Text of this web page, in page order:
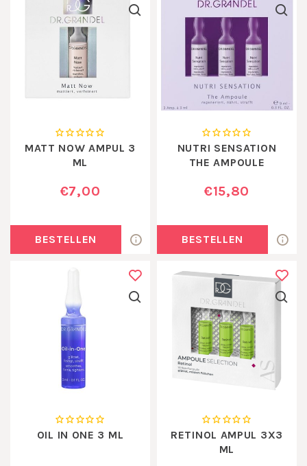
MATT NOW AMPUL 3
ML
€7,00
BESTELLEN
NUTRI SENSATION
THE AMPOULE
€15,80
BESTELLEN
OIL IN ONE 3 ML
RETINOL AMPUL 3X3
ML